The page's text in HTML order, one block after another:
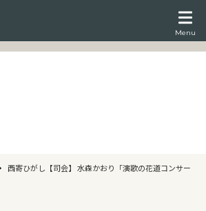
Menu
西寄ひがし【司会】 水森かおり「演歌の花道コンサー